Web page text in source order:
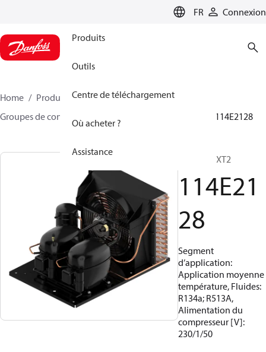
FR Connexion
Produits
Outils
Centre de téléchargement
Où acheter ?
Assistance
Home Produits
Climate Solutions - cooling
Groupes de condensation
114E2128
SC18/18GXT2
114E21
28
Segment
d’application:
Application moyenne
température, Fluides:
R134a; R513A,
Alimentation du
compresseur [V]:
230/1/50